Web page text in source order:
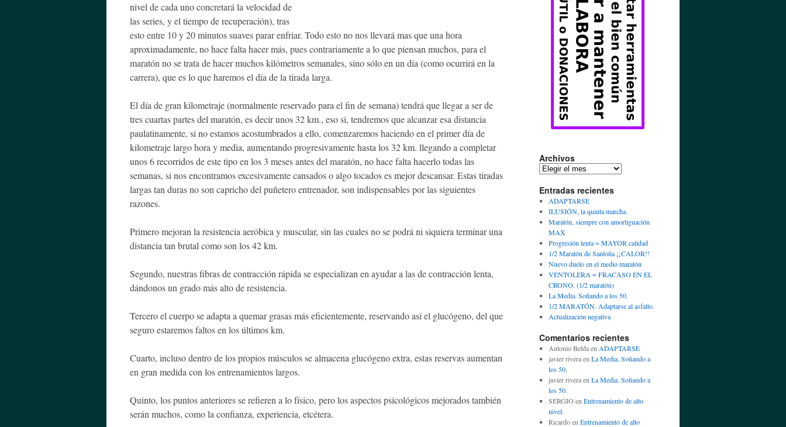
nivel de cada uno concretará la velocidad de
las series, y el tiempo de recuperación), tras
esto entre 10 y 20 minutos suaves parar enfriar. Todo esto no nos llevará mas que una hora
aproximadamente, no hace falta hacer más, pues contrariamente a lo que piensan muchos, para el
maratón no se trata de hacer muchos kilómetros semanales, sino sólo en un día (como ocurrirá en la
carrera), que es lo que haremos el día de la tirada larga.
El día de gran kilometraje (normalmente reservado para el fin de semana) tendrá que llegar a ser de
tres cuartas partes del maratón, es decir unos 32 km., eso si, tendremos que alcanzar esa distancia
paulatinamente, si no estamos acostumbrados a ello, comenzaremos haciendo en el primer día de
kilometraje largo hora y media, aumentando progresivamente hasta los 32 km. llegando a completar
unos 6 recorridos de este tipo en los 3 meses antes del maratón, no hace falta hacerlo todas las
semanas, si nos encontramos excesivamente cansados o algo tocados es mejor descansar. Estas tiradas
largas tan duras no son capricho del puñetero entrenador, son indispensables por las siguientes
razones.
Primero mejoran la resistencia aeróbica y muscular, sin las cuales no se podrá ni siquiera terminar una
distancia tan brutal como son los 42 km.
Segundo, nuestras fibras de contracción rápida se especializan en ayudar a las de contracción lenta,
dándonos un grado más alto de resistencia.
Tercero el cuerpo se adapta a quemar grasas más eficientemente, reservando así el glucógeno, del que
seguro estaremos faltos en los últimos km.
Cuarto, incluso dentro de los propios músculos se almacena glucógeno extra, estas reservas aumentan
en gran medida con los entrenamientos largos.
Quinto, los puntos anteriores se refieren a lo físico, pero los aspectos psicológicos mejorados también
serán muchos, como la confianza, experiencia, etcétera.
Archivos
Entradas recientes
ADAPTARSE
ILUSIÓN, la quinta marcha.
Maratón, siempre con amortiguación
MAX
Progresión lenta = MAYOR calidad
1/2 Maratón de Santoña ¡¡CALOR!!
Nuevo duelo en el medio maratón
VENTOLERA = FRACASO EN EL
CRONO. (1/2 maratón)
La Media. Soñando a los 50.
1/2 MARATÓN. Adaptarse al asfalto.
Actualización negativa
Comentarios recientes
Antonio Beldaen ADAPTARSE
javier riveraen La Media. Soñando a
los 50.
javier riveraen La Media. Soñando a
los 50.
SERGIOen Entrenamiento de alto
nivel.
Ricardoen Entrenamiento de alto